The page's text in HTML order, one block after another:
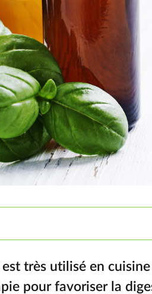
très utilisé en
pour favoriser la